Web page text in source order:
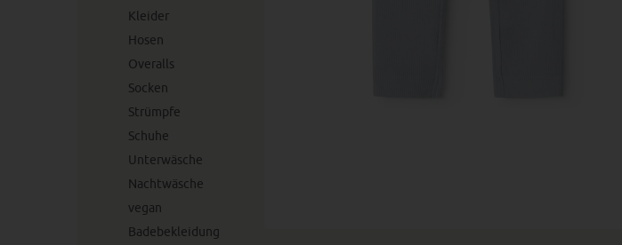
Kleider
Hosen
Overalls
Socken
Strümpfe
Schuhe
Unterwäsche
Nachtwäsche
vegan
Badebekleidung